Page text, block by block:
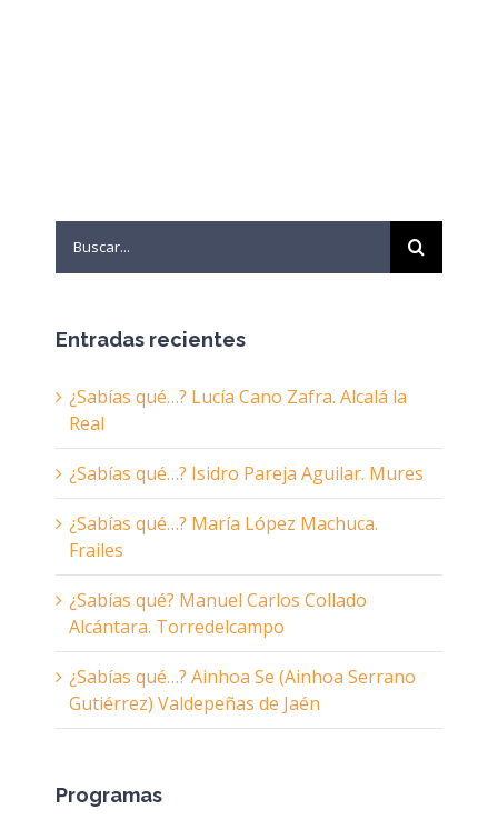
for:
Entradas recientes
¿Sabías qué…? Lucía Cano Zafra. Alcalá la
Real
¿Sabías qué…? Isidro Pareja Aguilar. Mures
¿Sabías qué…? María López Machuca.
Frailes
¿Sabías qué? Manuel Carlos Collado
Alcántara. Torredelcampo
¿Sabías qué…? Ainhoa Se (Ainhoa Serrano
Gutiérrez) Valdepeñas de Jaén
Programas